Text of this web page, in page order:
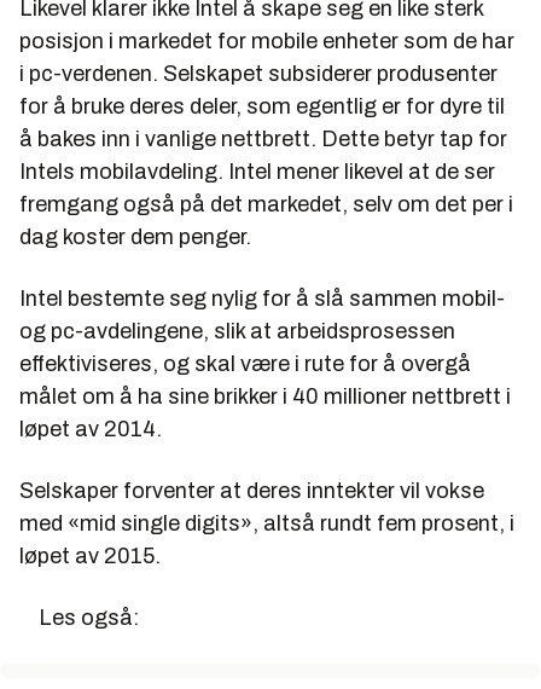
Likevel klarer ikke Intel å skape seg en like sterk
posisjon i markedet for mobile enheter som de har
i pc-verdenen. Selskapet subsiderer produsenter
for å bruke deres deler, som egentlig er for dyre til
å bakes inn i vanlige nettbrett. Dette betyr tap for
Intels mobilavdeling. Intel mener likevel at de ser
fremgang også på det markedet, selv om det per i
dag koster dem penger.
Intel bestemte seg nylig for å slå sammen mobil-
og pc-avdelingene, slik at arbeidsprosessen
effektiviseres, og skal være i rute for å overgå
målet om å ha sine brikker i 40 millioner nettbrett i
løpet av 2014.
Selskaper forventer at deres inntekter vil vokse
med «mid single digits», altså rundt fem prosent, i
løpet av 2015.
Les også: